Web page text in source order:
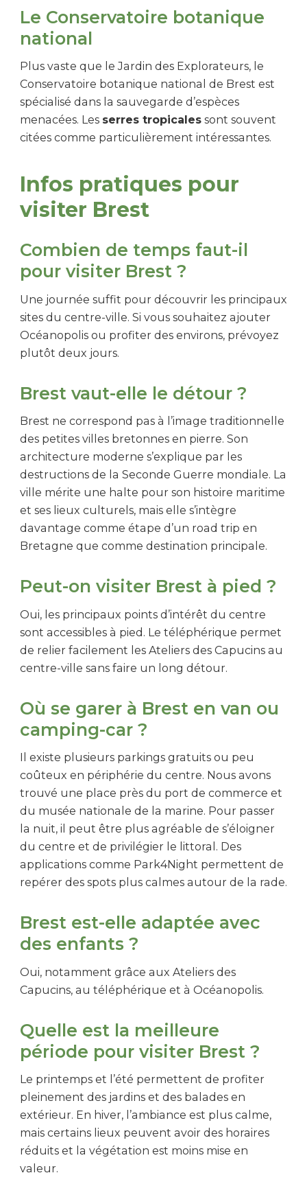
Le Conservatoire botanique
national
Plus vaste que le Jardin des Explorateurs, le
Conservatoire botanique national de Brest est
spécialisé dans la sauvegarde d’espèces
menacées. Les serres tropicales sont souvent
citées comme particulièrement intéressantes.
Infos pratiques pour
visiter Brest
Combien de temps faut-il
pour visiter Brest ?
Une journée suffit pour découvrir les principaux
sites du centre-ville. Si vous souhaitez ajouter
Océanopolis ou profiter des environs, prévoyez
plutôt deux jours.
Brest vaut-elle le détour ?
Brest ne correspond pas à l’image traditionnelle
des petites villes bretonnes en pierre. Son
architecture moderne s’explique par les
destructions de la Seconde Guerre mondiale. La
ville mérite une halte pour son histoire maritime
et ses lieux culturels, mais elle s’intègre
davantage comme étape d’un road trip en
Bretagne que comme destination principale.
Peut-on visiter Brest à pied ?
Oui, les principaux points d’intérêt du centre
sont accessibles à pied. Le téléphérique permet
de relier facilement les Ateliers des Capucins au
centre-ville sans faire un long détour.
Où se garer à Brest en van ou
camping-car ?
Il existe plusieurs parkings gratuits ou peu
coûteux en périphérie du centre. Nous avons
trouvé une place près du port de commerce et
du musée nationale de la marine. Pour passer
la nuit, il peut être plus agréable de s’éloigner
du centre et de privilégier le littoral. Des
applications comme Park4Night permettent de
repérer des spots plus calmes autour de la rade.
Brest est-elle adaptée avec
des enfants ?
Oui, notamment grâce aux Ateliers des
Capucins, au téléphérique et à Océanopolis.
Quelle est la meilleure
période pour visiter Brest ?
Le printemps et l’été permettent de profiter
pleinement des jardins et des balades en
extérieur. En hiver, l’ambiance est plus calme,
mais certains lieux peuvent avoir des horaires
réduits et la végétation est moins mise en
valeur.